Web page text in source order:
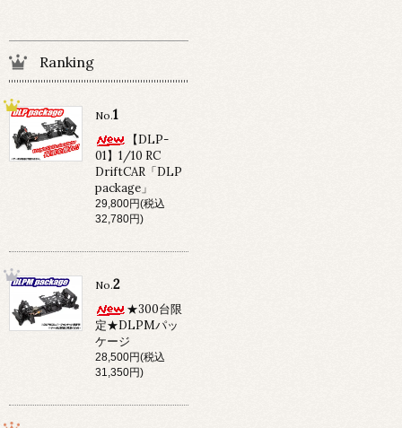
Ranking
No.1
【DLP-
01】1/10 RC
DriftCAR「DLP
package」
29,800円(税込
32,780円)
No.2
★300台限
定★DLPMパッ
ケージ
28,500円(税込
31,350円)